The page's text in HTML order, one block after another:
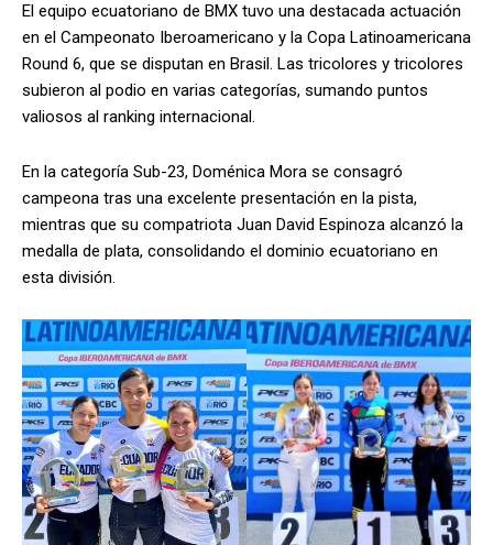
El equipo ecuatoriano de BMX tuvo una destacada actuación
en el Campeonato Iberoamericano y la Copa Latinoamericana
Round 6, que se disputan en Brasil. Las tricolores y tricolores
subieron al podio en varias categorías, sumando puntos
valiosos al ranking internacional.
En la categoría Sub-23, Doménica Mora se consagró
campeona tras una excelente presentación en la pista,
mientras que su compatriota Juan David Espinoza alcanzó la
medalla de plata, consolidando el dominio ecuatoriano en
esta división.